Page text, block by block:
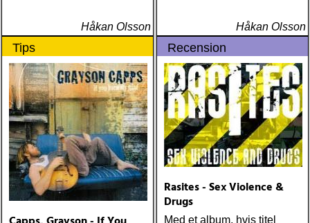
Håkan Olsson Håkan Olsson
Tips Recension
Rasites - Sex Violence &
Drugs
Med et album, hvis titel